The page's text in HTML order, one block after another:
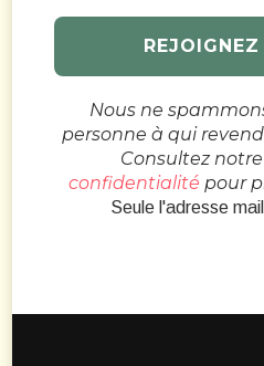
Nous ne
personne à qui
Consultez notre
confidentialité pour
Seule l'adresse